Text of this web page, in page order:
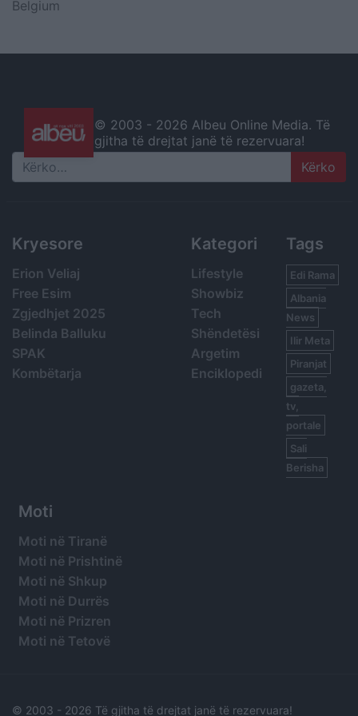
Belgium
© 2003 - 2026 Albeu Online Media. Të
gjitha të drejtat janë të rezervuara!
Search
Kryesore
Erion Veliaj
Free Esim
Zgjedhjet 2025
Belinda Balluku
SPAK
Kombëtarja
Kategori
Lifestyle
Showbiz
Tech
Shëndetësi
Argetim
Enciklopedi
Tags
Edi Rama
Albania
News
Ilir Meta
Piranjat
gazeta,
tv,
portale
Sali
Berisha
Moti
Moti në Tiranë
Moti në Prishtinë
Moti në Shkup
Moti në Durrës
Moti në Prizren
Moti në Tetovë
© 2003 - 2026 Të gjitha të drejtat janë të rezervuara!